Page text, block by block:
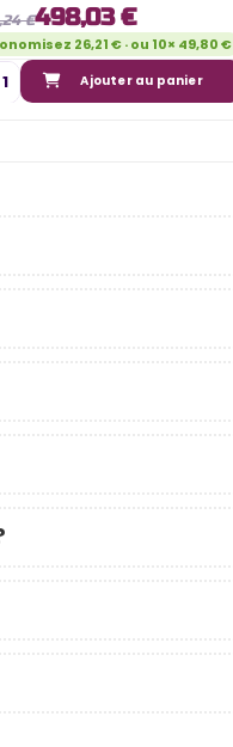
€498,03 €
26,21 € · ou 10× 49,80 €
Ajouter au panier